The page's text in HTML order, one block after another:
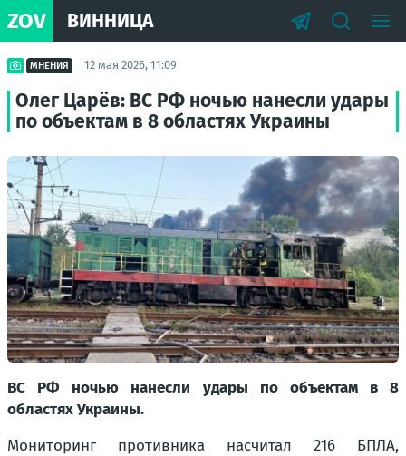
ZOV ВИННИЦА
МНЕНИЯ 12 мая 2026, 11:09
Олег Царёв: ВС РФ ночью нанесли удары
по объектам в 8 областях Украины
ВС РФ ночью нанесли удары по объектам в 8
областях Украины.
Мониторинг противника насчитал 216 БПЛА,